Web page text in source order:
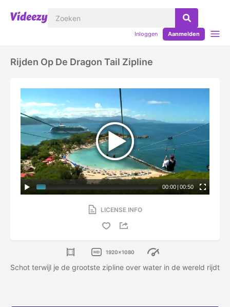
Inloggen Aanmelden
Rijden Op De Dragon Tail Zipline
00:00 | 00:50
LICENSE INFO
1920x1080
Schot terwijl je de grootste zipline over water in de wereld rijdt